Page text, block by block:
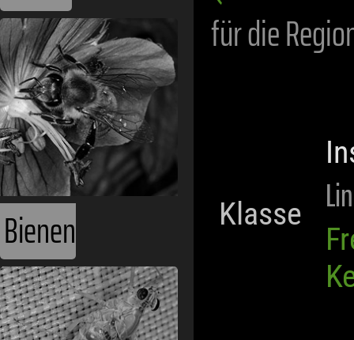
Bienen
für die
Klasse